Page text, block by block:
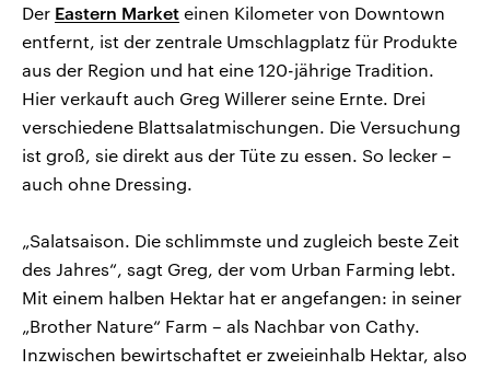
Der Eastern Market einen Kilometer von Downtown
entfernt, ist der zentrale Umschlagplatz für Produkte
aus der Region und hat eine 120-jährige Tradition.
Hier verkauft auch Greg Willerer seine Ernte. Drei
verschiedene Blattsalatmischungen. Die Versuchung
ist groß, sie direkt aus der Tüte zu essen. So lecker –
auch ohne Dressing.
„Salatsaison. Die schlimmste und zugleich beste Zeit
des Jahres“, sagt Greg, der vom Urban Farming lebt.
Mit einem halben Hektar hat er angefangen: in seiner
„Brother Nature“ Farm – als Nachbar von Cathy.
Inzwischen bewirtschaftet er zweieinhalb Hektar, also